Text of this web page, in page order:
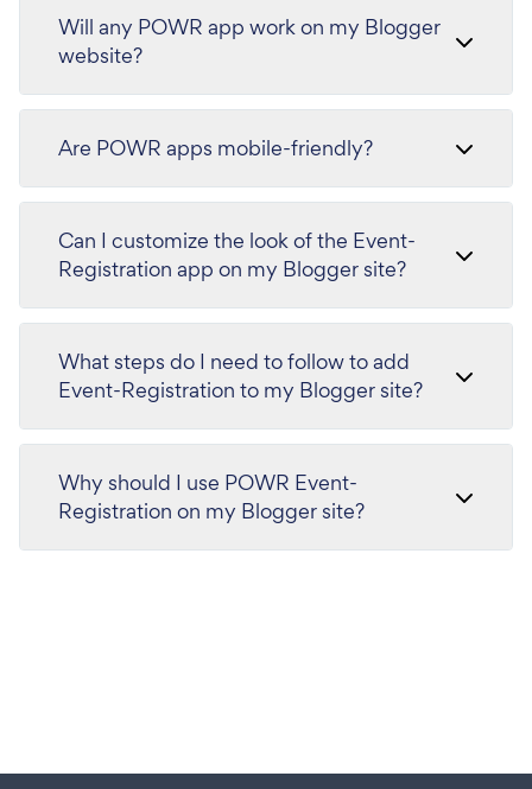
Will any POWR app work on my Blogger
website?
Are POWR apps mobile-friendly?
Can I customize the look of the Event-
Registration app on my Blogger site?
What steps do I need to follow to add
Event-Registration to my Blogger site?
Why should I use POWR Event-
Registration on my Blogger site?